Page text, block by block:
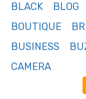
BLACK
BLOG
BOUTIQUE
BUSINESS
CAMERA